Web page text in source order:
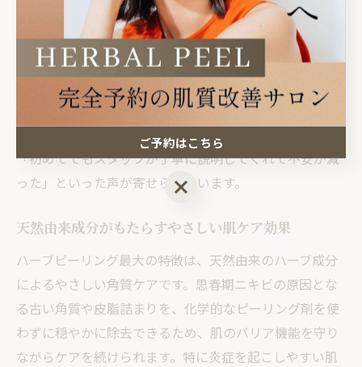
施術前には、サロンで肌状態やニキビの進行度を丁寧に
カウンセリングしてもらうことが大切です。特に栃木県
さくら市の地域密着型サロンでは、未成年や高校生にも
対応したカウンセリング体制や保護者同意書の有無な
ど、安心して通える環境が整っています。実際に利用し
た10代からは「刺激が少なく赤みもすぐに落ち着いた」
「初めてでもスタッフが丁寧に説明してくれて不安が減
った」といった声が寄せられています。
天然由来成分がもたらすやさしい肌ケア効果
ハーブピーリング最大の特徴は、天然由来のハーブ成分
によるやさしい角質ケアです。思春期ニキビの原因とな
る古い角質や皮脂詰まりを、化学的なピーリング剤を使
わずに穏やかに除去できるため、肌のバリア機能を守り
ながらケアを続けられます。特に炎症を起こしやすい肌
ご予約はこちら
ご予約はこちら